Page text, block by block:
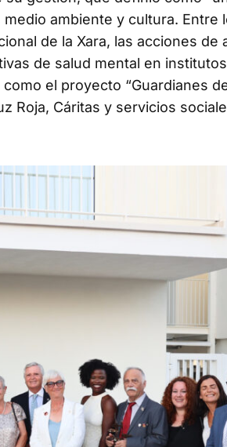
ambiente y cultura. Entre
de la Xara, las acciones de
de salud mental en
el proyecto “Guardianes
Roja, Cáritas y servicios